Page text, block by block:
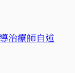
治療師自述